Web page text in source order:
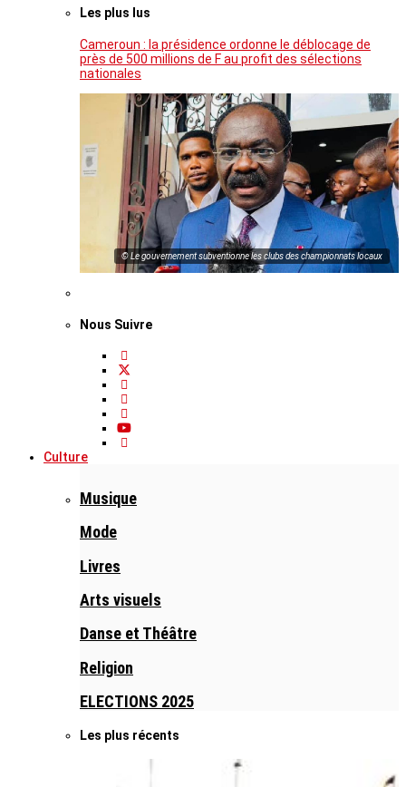
Les plus lus
Cameroun : la présidence ordonne le déblocage de
près de 500 millions de F au profit des sélections
nationales
© Le gouvernement subventionne les clubs des championnats locaux
Nous Suivre
Culture
Musique
Mode
Livres
Arts visuels
Danse et Théâtre
Religion
ELECTIONS 2025
Les plus récents